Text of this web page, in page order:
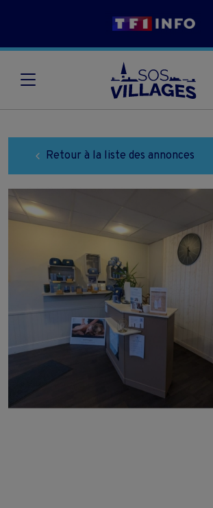
Retour à la liste des annonces